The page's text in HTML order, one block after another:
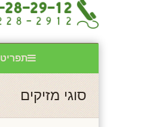
תפריט
סוגי מזיקים